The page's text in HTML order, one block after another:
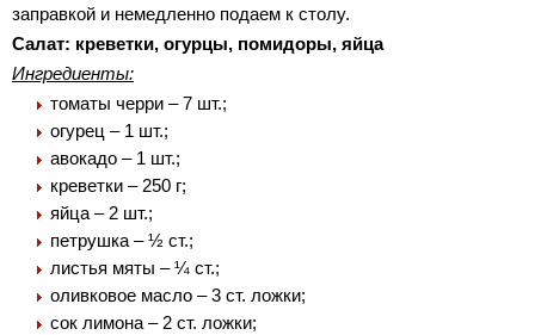
заправкой и немедленно подаем к столу.
Салат: креветки, огурцы, помидоры, яйца
Ингредиенты:
томаты черри – 7 шт.;
огурец – 1 шт.;
авокадо – 1 шт.;
креветки – 250 г;
яйца – 2 шт.;
петрушка – ½ ст.;
листья мяты – ¼ ст.;
оливковое масло – 3 ст. ложки;
сок лимона – 2 ст. ложки;